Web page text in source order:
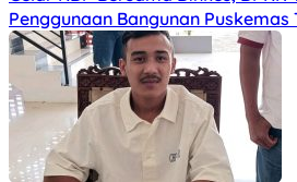
Penggunaan Bangunan Puskemas